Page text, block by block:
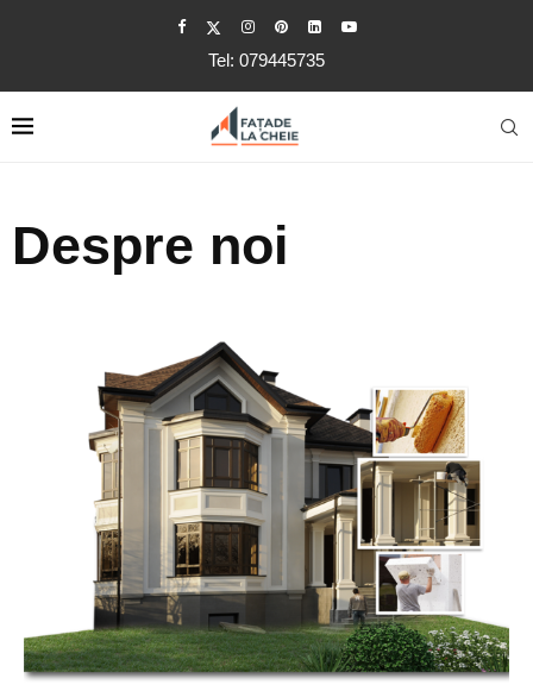
Tel: 079445735
Despre noi